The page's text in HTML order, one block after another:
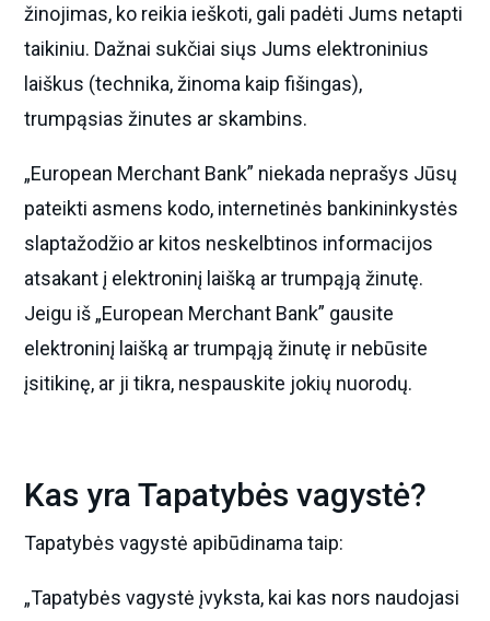
žinojimas, ko reikia ieškoti, gali padėti Jums netapti
taikiniu. Dažnai sukčiai siųs Jums elektroninius
laiškus (technika, žinoma kaip fišingas),
trumpąsias žinutes ar skambins.
„European Merchant Bank” niekada neprašys Jūsų
pateikti asmens kodo, internetinės bankininkystės
slaptažodžio ar kitos neskelbtinos informacijos
atsakant į elektroninį laišką ar trumpąją žinutę.
Jeigu iš „European Merchant Bank” gausite
elektroninį laišką ar trumpąją žinutę ir nebūsite
įsitikinę, ar ji tikra, nespauskite jokių nuorodų.
Kas yra Tapatybės vagystė?
Tapatybės vagystė apibūdinama taip:
„Tapatybės vagystė įvyksta, kai kas nors naudojasi